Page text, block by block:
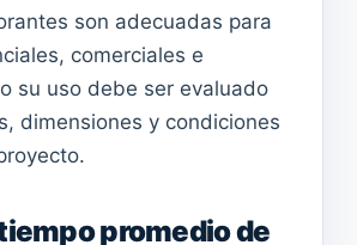
son adecuadas para
comerciales e
su uso debe ser evaluado
dimensiones y condiciones
promedio de